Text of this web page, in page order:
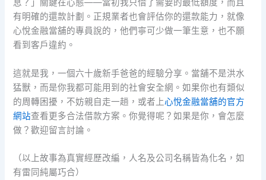
息？」關鍵在心態——當初我只借了需要的最低額度，而且
有明確的還款計劃。正規業者也會評估你的還款能力，就像
心悅金融當舖的專員說的，他們寧可少做一筆生意，也不願
看到客戶違約。
這就是我，一個六十歲新手爸爸的經驗分享。當舖不是洪水
猛獸，而是你我都可能用到的社會安全網。如果你也有類似
的周轉困擾，不妨親自走一趟，或者上心悅金融當舖的官方
網站查看更多合法借款方案。你覺得呢？如果是你，會怎麼
做？歡迎留言討論。
（以上故事為真實經歷改編，人名及公司名稱皆為化名，如
有雷同純屬巧合）